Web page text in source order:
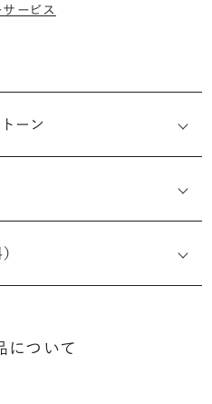
ービス
ーン
ベット6文字まで刻印可能
だけでなく購入後の刻印も、
は、無料にて承ります（デザ
さい）。
について